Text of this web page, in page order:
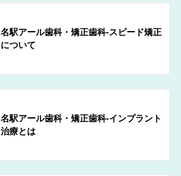
名駅アール歯科・矯正歯科-スピード矯正
について
名駅アール歯科・矯正歯科-インプラント
治療とは